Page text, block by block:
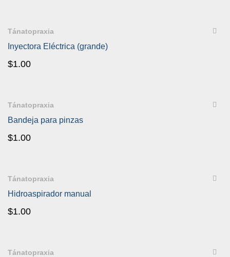
Tánatopraxia
Inyectora Eléctrica (grande)
$1.00
Tánatopraxia
Bandeja para pinzas
$1.00
Tánatopraxia
Hidroaspirador manual
$1.00
Tánatopraxia